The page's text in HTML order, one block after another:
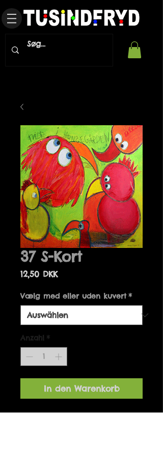
37 S-Kort
12,50 DKKPreis
Vælg med eller uden kuvert *
Anzahl *
In den Warenkorb